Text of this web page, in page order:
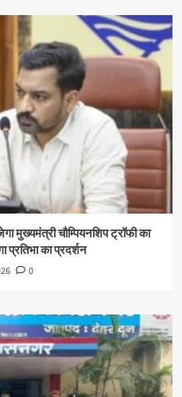
चौम्पियनशिप ट्रॉफी का
प्रतिभा का प्रदर्शन
0